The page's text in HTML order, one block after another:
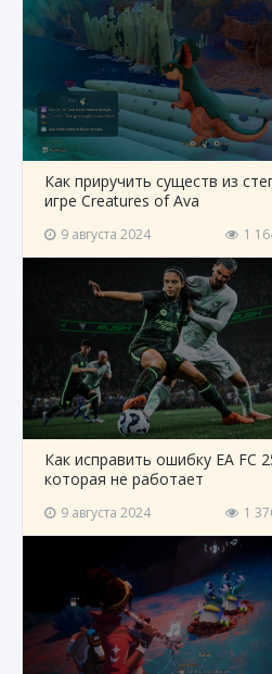
Как приручить существ из
игре Creatures of Ava
9 августа 2024 1
Как исправить ошибку EA FC
которая не работает
9 августа 2024 1